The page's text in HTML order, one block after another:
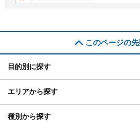
このページの
目的別に探す
エリアから探す
種別から探す